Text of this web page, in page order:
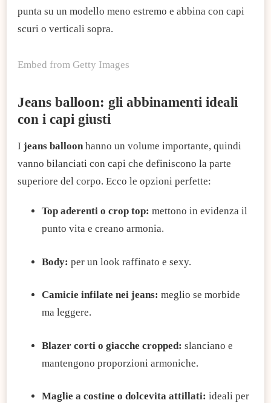
punta su un modello meno estremo e abbina con capi
scuri o verticali sopra.
Embed from Getty Images
Jeans balloon: gli abbinamenti ideali
con i capi giusti
I jeans balloonhanno un volume importante, quindi
vanno bilanciati con capi che definiscono la parte
superiore del corpo. Ecco le opzioni perfette:
Top aderenti o crop top: mettono in evidenza il
punto vita e creano armonia.
Body: per un look raffinato e sexy.
Camicie infilate nei jeans: meglio se morbide
ma leggere.
Blazer corti o giacche cropped: slanciano e
mantengono proporzioni armoniche.
Maglie a costine o dolcevita attillati: ideali per